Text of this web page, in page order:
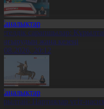
сарапшылар:
жаңа кезеңі
20:12
Партиялар үгіт-